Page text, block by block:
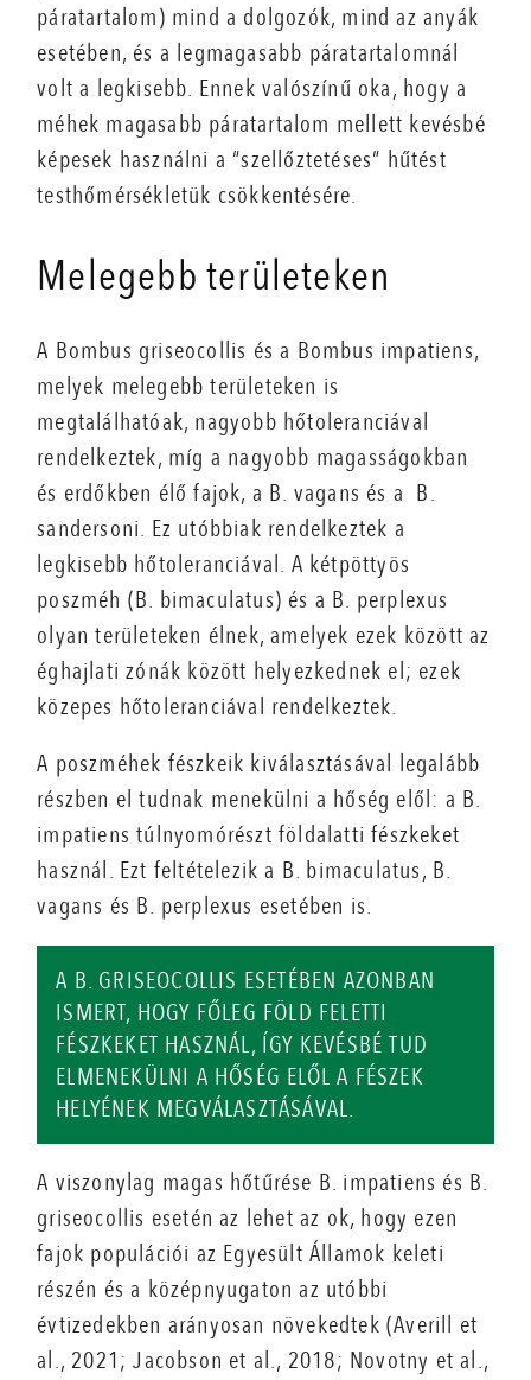
páratartalom) mind a dolgozók, mind az anyák
esetében, és a legmagasabb páratartalomnál
volt a legkisebb. Ennek valószínű oka, hogy a
méhek magasabb páratartalom mellett kevésbé
képesek használni a “szellőztetéses” hűtést
testhőmérsékletük csökkentésére.
Melegebb területeken
A Bombus griseocollis és a Bombus impatiens,
melyek melegebb területeken is
megtalálhatóak, nagyobb hőtoleranciával
rendelkeztek, míg a nagyobb magasságokban
és erdőkben élő fajok, a B. vagans és a B.
sandersoni. Ez utóbbiak rendelkeztek a
legkisebb hőtoleranciával. A kétpöttyös
poszméh (B. bimaculatus) és a B. perplexus
olyan területeken élnek, amelyek ezek között az
éghajlati zónák között helyezkednek el; ezek
közepes hőtoleranciával rendelkeztek.
A poszméhek fészkeik kiválasztásával legalább
részben el tudnak menekülni a hőség elől: a B.
impatiens túlnyomórészt földalatti fészkeket
használ. Ezt feltételezik a B. bimaculatus, B.
vagans és B. perplexus esetében is.
A B. GRISEOCOLLIS ESETÉBEN AZONBAN
ISMERT, HOGY FŐLEG FÖLD FELETTI
FÉSZKEKET HASZNÁL, ÍGY KEVÉSBÉ TUD
ELMENEKÜLNI A HŐSÉG ELŐL A FÉSZEK
HELYÉNEK MEGVÁLASZTÁSÁVAL.
A viszonylag magas hőtűrése B. impatiens és B.
griseocollis esetén az lehet az ok, hogy ezen
fajok populációi az Egyesült Államok keleti
részén és a középnyugaton az utóbbi
évtizedekben arányosan növekedtek (Averill et
al., 2021; Jacobson et al., 2018; Novotny et al.,